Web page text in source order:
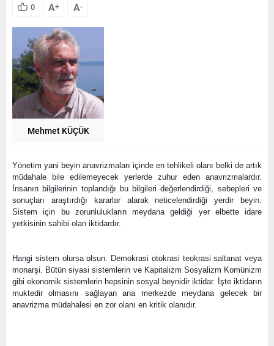
0 A+ A-
Mehmet KÜÇÜK
Yönetim yani beyin anavrizmaları içinde en tehlikeli olanı belki de artık
müdahale bile edilemeyecek yerlerde zuhur eden anavrizmalardır.
İnsanın bilgilerinin toplandığı bu bilgileri değerlendirdiği, sebepleri ve
sonuçları araştırdığı kararlar alarak neticelendirdiği yerdir beyin.
Sistem için bu zorunlulukların meydana geldiği yer elbette idare
yetkisinin sahibi olan iktidardır.
Hangi sistem olursa olsun. Demokrasi otokrasi teokrasi saltanat veya
monarşi. Bütün siyasi sistemlerin ve Kapitalizm Sosyalizm Komünizm
gibi ekonomik sistemlerin hepsinin sosyal beynidir iktidar. İşte iktidarın
muktedir olmasını sağlayan ana merkezde meydana gelecek bir
anavrizma müdahalesi en zor olanı en kritik olanıdır.